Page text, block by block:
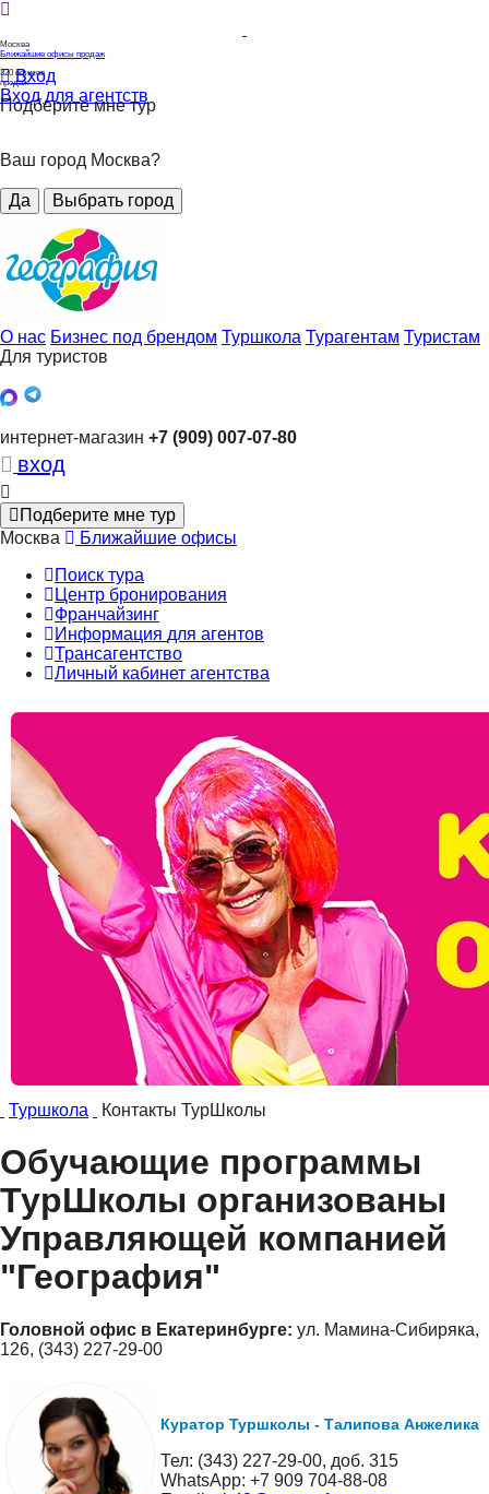
Москва
Ближайшие офисы продаж
320 офисов
продаж
Вход
Вход для агентств
Подберите мне тур
Ваш город Москва?
Да Выбрать город
О нас Бизнес под брендом Туршкола Турагентам Туристам
Для туристов
интернет-магазин +7 (909) 007-07-80
вход
Подберите мне тур
Москва
Ближайшие офисы
Поиск тура
Центр бронирования
Франчайзинг
Информация для агентов
Трансагентство
Личный кабинет агентства
Туршкола Контакты ТурШколы
Обучающие программы
ТурШколы организованы
Управляющей компанией
"География"
Головной офис в Екатеринбурге: ул. Мамина-Сибиряка,
126, (343) 227-29-00
Куратор Туршколы - Талипова Анжелика
Тел: (343) 227-29-00, доб. 315
WhatsApp: +7 909 704-88-08